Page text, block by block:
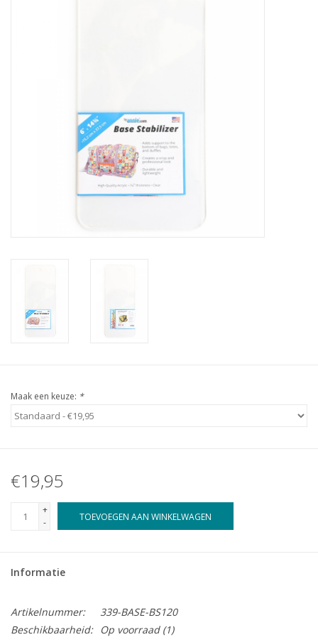
Maak een keuze: *
€19,95
+
-
TOEVOEGEN AAN WINKELWAGEN
Informatie
Artikelnummer:
339-BASE-BS120
Beschikbaarheid:
Op voorraad(1)